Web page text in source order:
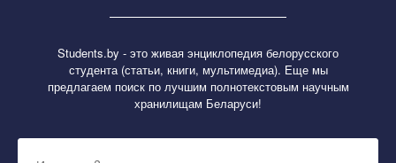
Students.by - это живая энциклопедия белорусского
студента (статьи, книги, мультимедиа). Еще мы
предлагаем поиск по лучшим полнотекстовым научным
хранилищам Беларуси!